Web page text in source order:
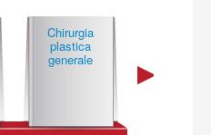
Chirurgia
plastica
generale